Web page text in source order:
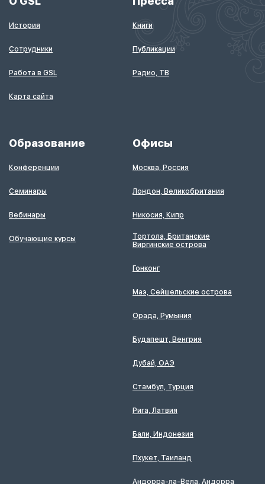
История
Сотрудники
Работа в GSL
Карта сайта
Книги
Публикации
Радио, ТВ
Образование
Конференции
Семинары
Вебинары
Обучающие курсы
Офисы
Москва, Россия
Лондон, Великобритания
Никосия, Кипр
Тортола, Британские
Виргинские острова
Гонконг
Маэ, Сейшельские острова
Орада, Румыния
Будапешт, Венгрия
Дубай, ОАЭ
Стамбул, Турция
Рига, Латвия
Бали, Индонезия
Пхукет, Таиланд
Андорра-ла-Вела, Андорра